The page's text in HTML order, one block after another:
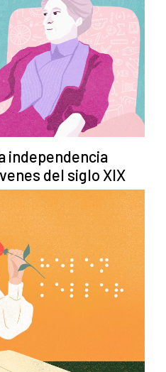
independencia
del siglo XIX